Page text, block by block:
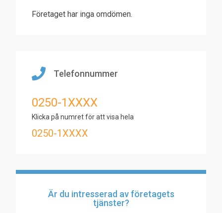
Företaget har inga omdömen.
Telefonnummer
0250-1XXXX
Klicka på numret för att visa hela
0250-1XXXX
Är du intresserad av företagets
tjänster?